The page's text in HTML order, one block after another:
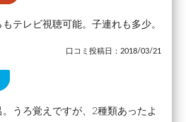
テレビ視聴可能。子連れも多少。
口コミ投稿日：2018/03/21
うろ覚えですが、2種類あったよ